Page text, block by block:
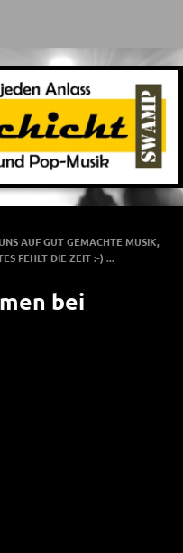
AUF GUT GEMACHTE MUSIK,
FEHLT DIE ZEIT :-) ...
bei